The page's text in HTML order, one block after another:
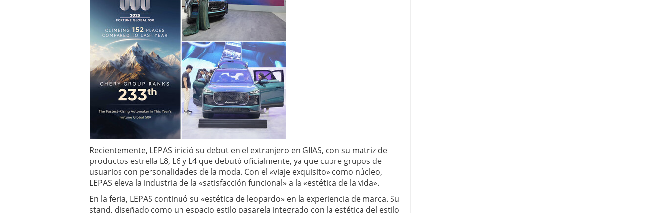
Recientemente, LEPAS inició su debut en el extranjero en GIIAS, con su matriz de
productos estrella L8, L6 y L4 que debutó oficialmente, ya que cubre grupos de
usuarios con personalidades de la moda. Con el «viaje exquisito» como núcleo,
LEPAS eleva la industria de la «satisfacción funcional» a la «estética de la vida».
En la feria, LEPAS continuó su «estética de leopardo» en la experiencia de marca. Su
stand, diseñado como un espacio estilo pasarela integrado con la estética del estilo